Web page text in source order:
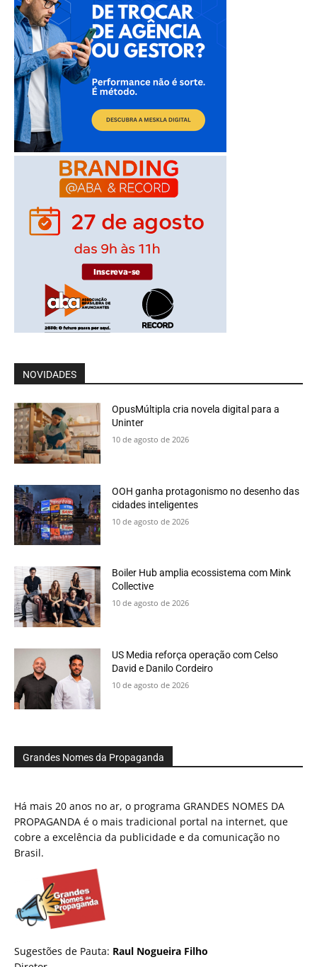
NOVIDADES
OpusMúltipla cria novela digital para a
Uninter
10 de agosto de 2026
OOH ganha protagonismo no desenho das
cidades inteligentes
10 de agosto de 2026
Boiler Hub amplia ecossistema com Mink
Collective
10 de agosto de 2026
US Media reforça operação com Celso
David e Danilo Cordeiro
10 de agosto de 2026
Grandes Nomes da Propaganda
Há mais 20 anos no ar, o programa GRANDES NOMES DA
PROPAGANDA é o mais tradicional portal na internet, que
cobre a excelência da publicidade e da comunicação no
Brasil.
Sugestões de Pauta: Raul Nogueira Filho